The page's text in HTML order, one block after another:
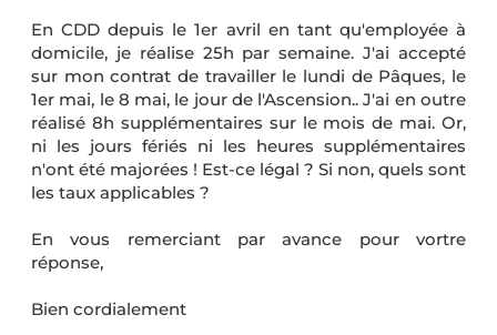
En CDD depuis le 1er avril en tant qu'employée à
domicile, je réalise 25h par semaine. J'ai accepté
sur mon contrat de travailler le lundi de Pâques, le
1er mai, le 8 mai, le jour de l'Ascension.. J'ai en outre
réalisé 8h supplémentaires sur le mois de mai. Or,
ni les jours fériés ni les heures supplémentaires
n'ont été majorées ! Est-ce légal ? Si non, quels sont
les taux applicables ?
En vous remerciant par avance pour vortre
réponse,
Bien cordialement